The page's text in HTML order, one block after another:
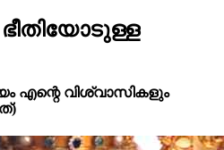
എന്റെ വിശ്വാസികളും